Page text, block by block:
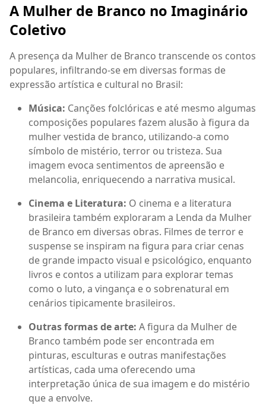
A Mulher de Branco no Imaginário
Coletivo
A presença da Mulher de Branco transcende os contos
populares, infiltrando-se em diversas formas de
expressão artística e cultural no Brasil:
Música: Canções folclóricas e até mesmo algumas
composições populares fazem alusão à figura da
mulher vestida de branco, utilizando-a como
símbolo de mistério, terror ou tristeza. Sua
imagem evoca sentimentos de apreensão e
melancolia, enriquecendo a narrativa musical.
Cinema e Literatura: O cinema e a literatura
brasileira também exploraram a Lenda da Mulher
de Branco em diversas obras. Filmes de terror e
suspense se inspiram na figura para criar cenas
de grande impacto visual e psicológico, enquanto
livros e contos a utilizam para explorar temas
como o luto, a vingança e o sobrenatural em
cenários tipicamente brasileiros.
Outras formas de arte: A figura da Mulher de
Branco também pode ser encontrada em
pinturas, esculturas e outras manifestações
artísticas, cada uma oferecendo uma
interpretação única de sua imagem e do mistério
que a envolve.